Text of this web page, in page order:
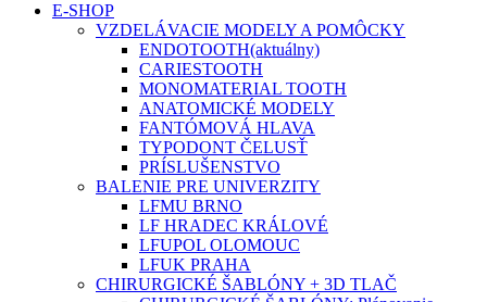
E-SHOP
VZDELÁVACIE MODELY A POMÔCKY
ENDOTOOTH(aktuálny)
CARIESTOOTH
MONOMATERIAL TOOTH
ANATOMICKÉ MODELY
FANTÓMOVÁ HLAVA
TYPODONT ČELUSŤ
PRÍSLUŠENSTVO
BALENIE PRE UNIVERZITY
LFMU BRNO
LF HRADEC KRÁLOVÉ
LFUPOL OLOMOUC
LFUK PRAHA
CHIRURGICKÉ ŠABLÓNY + 3D TLAČ